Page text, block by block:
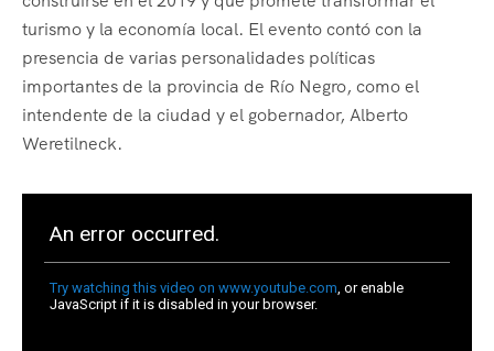
turismo y la economía local. El evento contó con la
presencia de varias personalidades políticas
importantes de la provincia de Río Negro, como el
intendente de la ciudad y el gobernador, Alberto
Weretilneck.